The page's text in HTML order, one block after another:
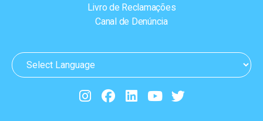
Livro de Reclamações
Canal de Denúncia